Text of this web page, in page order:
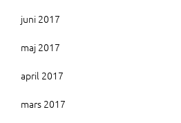
juni 2017
maj 2017
april 2017
mars 2017